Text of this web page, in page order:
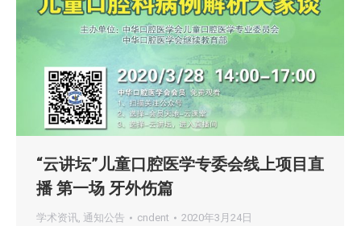
“云讲坛”儿童口腔医学专委会线上项目直
播 第一场 牙外伤篇
学术资讯, 通知公告 cndent 2020年3月24日